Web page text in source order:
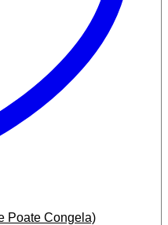
Poate Congela)